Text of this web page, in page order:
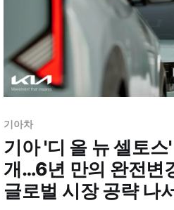
기아차
기아 '디 올 뉴 셀토스
개…6년 만의 완전변
글로벌 시장 공략 나